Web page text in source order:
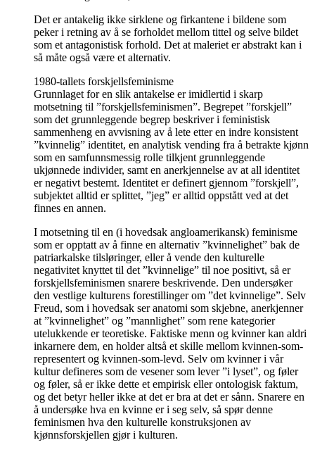
Det er antakelig ikke sirklene og firkantene i bildene som
peker i retning av å se forholdet mellom tittel og selve bildet
som et antagonistisk forhold. Det at maleriet er abstrakt kan i
så måte også være et alternativ.
1980-tallets forskjellsfeminisme
Grunnlaget for en slik antakelse er imidlertid i skarp
motsetning til ”forskjellsfeminismen”. Begrepet ”forskjell”
som det grunnleggende begrep beskriver i feministisk
sammenheng en avvisning av å lete etter en indre konsistent
”kvinnelig” identitet, en analytisk vending fra å betrakte kjønn
som en samfunnsmessig rolle tilkjent grunnleggende
ukjønnede individer, samt en anerkjennelse av at all identitet
er negativt bestemt. Identitet er definert gjennom ”forskjell”,
subjektet alltid er splittet, ”jeg” er alltid oppstått ved at det
finnes en annen.
I motsetning til en (i hovedsak angloamerikansk) feminisme
som er opptatt av å finne en alternativ ”kvinnelighet” bak de
patriarkalske tilsløringer, eller å vende den kulturelle
negativitet knyttet til det ”kvinnelige” til noe positivt, så er
forskjellsfeminismen snarere beskrivende. Den undersøker
den vestlige kulturens forestillinger om ”det kvinnelige”. Selv
Freud, som i hovedsak ser anatomi som skjebne, anerkjenner
at ”kvinnelighet” og ”mannlighet” som rene kategorier
utelukkende er teoretiske. Faktiske menn og kvinner kan aldri
inkarnere dem, en holder altså et skille mellom kvinnen-som-
representert og kvinnen-som-levd. Selv om kvinner i vår
kultur defineres som de vesener som lever ”i lyset”, og føler
og føler, så er ikke dette et empirisk eller ontologisk faktum,
og det betyr heller ikke at det er bra at det er sånn. Snarere en
å undersøke hva en kvinne er i seg selv, så spør denne
feminismen hva den kulturelle konstruksjonen av
kjønnsforskjellen gjør i kulturen.